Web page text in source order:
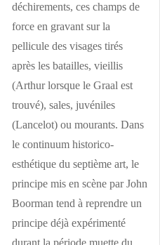
déchirements, ces champs de
force en gravant sur la
pellicule des visages tirés
après les batailles, vieillis
(Arthur lorsque le Graal est
trouvé), sales, juvéniles
(Lancelot) ou mourants. Dans
le continuum historico-
esthétique du septième art, le
principe mis en scène par John
Boorman tend à reprendre un
principe déjà expérimenté
durant la période muette du